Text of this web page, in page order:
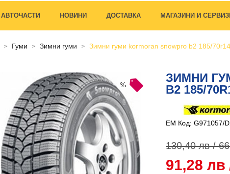
АВТОЧАСТИ НОВИНИ ДОСТАВКА МАГАЗИНИ И
гуми зимни гуми зимни гуми kormoran snowpro b2 185/
%
ЗИМНИ
B2 185/
EM Код: G971057/
130,40 лв /
91,28 лв